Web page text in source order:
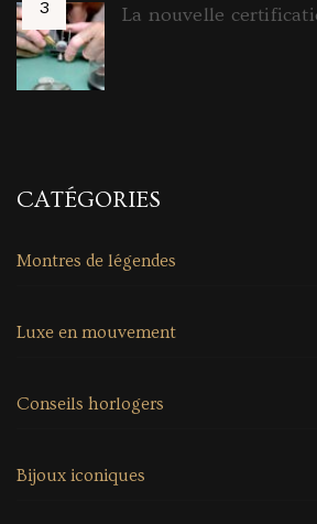
La nouvelle
CATÉGORIES
Montres de légendes
Luxe en mouvement
Conseils horlogers
Bijoux iconiques